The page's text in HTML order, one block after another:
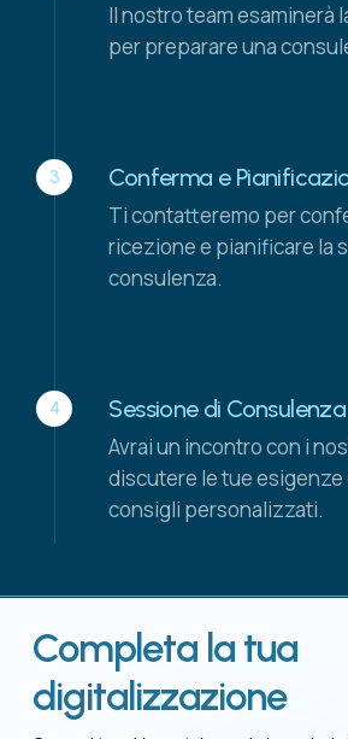
Il nostro team esaminerà
per preparare una
3 Conferma e
Ti contatteremo per
ricezione e pianificare la
consulenza.
4 Sessione di Consulenza
Avrai un incontro con i
discutere le tue esigenze
consigli personalizzati.
Completa la tua
digitalizzazione